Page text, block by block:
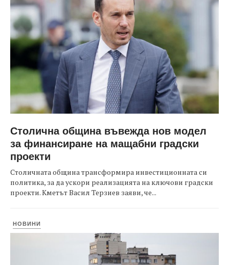
Столична община въвежда нов модел
за финансиране на мащабни градски
проекти
Столичната община трансформира инвестиционната си
политика, за да ускори реализацията на ключови градски
проекти. Кметът Васил Терзиев заяви, че...
НОВИНИ